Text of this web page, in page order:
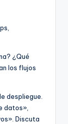
¿Qué
los flujos
despliegue.
datos»,
Discuta